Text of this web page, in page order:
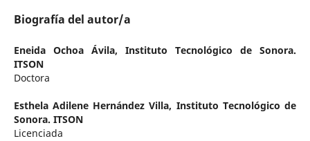
Biografía del autor/a
Eneida Ochoa Ávila, Instituto Tecnológico de Sonora.
ITSON
Doctora
Esthela Adilene Hernández Villa, Instituto Tecnológico de
Sonora. ITSON
Licenciada